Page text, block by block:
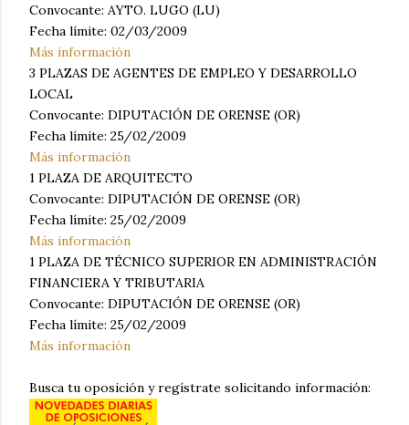
Convocante: AYTO. LUGO (LU)
Fecha límite: 02/03/2009
Más información
3 PLAZAS DE AGENTES DE EMPLEO Y DESARROLLO
LOCAL
Convocante: DIPUTACIÓN DE ORENSE (OR)
Fecha límite: 25/02/2009
Más información
1 PLAZA DE ARQUITECTO
Convocante: DIPUTACIÓN DE ORENSE (OR)
Fecha límite: 25/02/2009
Más información
1 PLAZA DE TÉCNICO SUPERIOR EN ADMINISTRACIÓN
FINANCIERA Y TRIBUTARIA
Convocante: DIPUTACIÓN DE ORENSE (OR)
Fecha límite: 25/02/2009
Más información
Busca tu oposición y regístrate solicitando información: